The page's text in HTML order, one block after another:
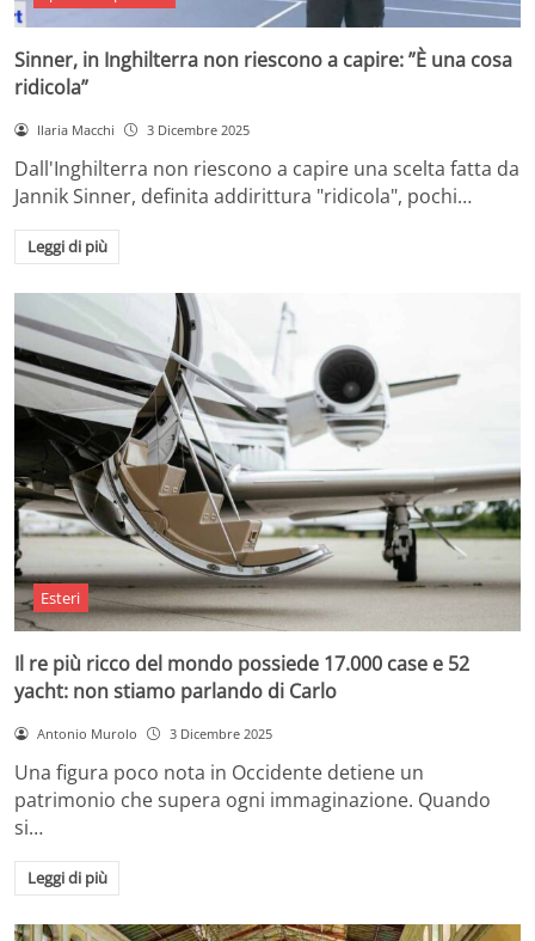
Sinner, in Inghilterra non riescono a capire: ”È una cosa
ridicola”
Ilaria Macchi 3 Dicembre 2025
Dall'Inghilterra non riescono a capire una scelta fatta da
Jannik Sinner, definita addirittura "ridicola", pochi…
Leggi di più
Esteri
Il re più ricco del mondo possiede 17.000 case e 52
yacht: non stiamo parlando di Carlo
Antonio Murolo 3 Dicembre 2025
Una figura poco nota in Occidente detiene un
patrimonio che supera ogni immaginazione. Quando
si…
Leggi di più